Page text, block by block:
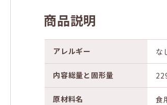
商品説明
アレルギー な
内容総量と固形量
原材料名 食